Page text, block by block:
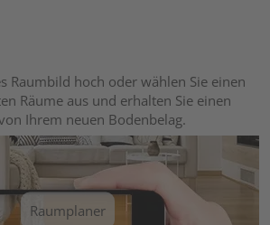
Raumbild hoch oder wählen Sie einen
Räume aus und erhalten Sie einen
Ihrem neuen Bodenbelag.
Raumplaner